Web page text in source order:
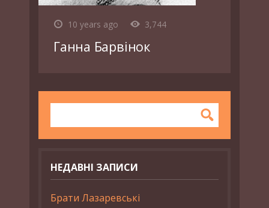
10 years ago 3,744
Ганна Барвінок
НЕДАВНІ ЗАПИСИ
Брати Лазаревські